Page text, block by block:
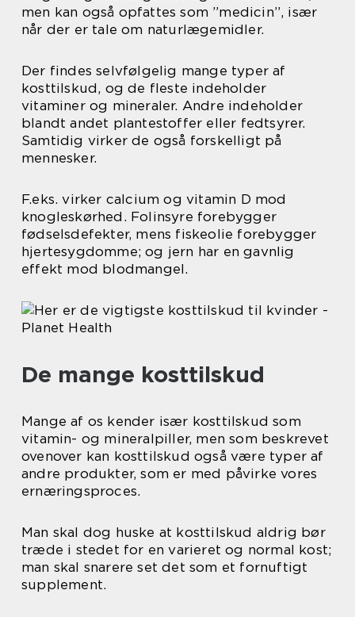
men kan også opfattes som ”medicin”, især
når der er tale om naturlægemidler.
Der findes selvfølgelig mange typer af
kosttilskud, og de fleste indeholder
vitaminer og mineraler. Andre indeholder
blandt andet plantestoffer eller fedtsyrer.
Samtidig virker de også forskelligt på
mennesker.
F.eks. virker calcium og vitamin D mod
knogleskørhed. Folinsyre forebygger
fødselsdefekter, mens fiskeolie forebygger
hjertesygdomme; og jern har en gavnlig
effekt mod blodmangel.
De mange kosttilskud
Mange af os kender især kosttilskud som
vitamin- og mineralpiller, men som beskrevet
ovenover kan kosttilskud også være typer af
andre produkter, som er med påvirke vores
ernæringsproces.
Man skal dog huske at kosttilskud aldrig bør
træde i stedet for en varieret og normal kost;
man skal snarere set det som et fornuftigt
supplement.